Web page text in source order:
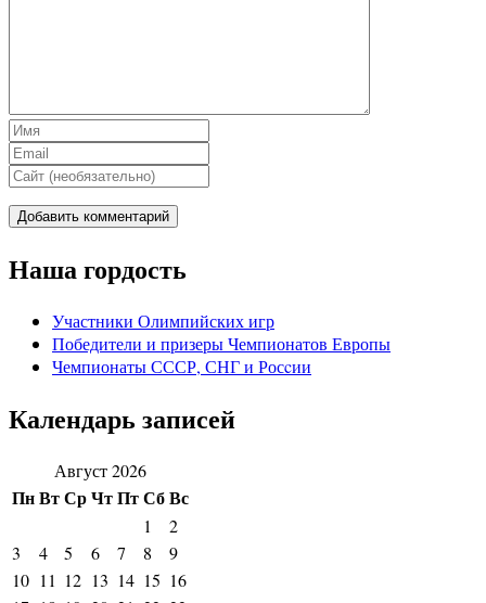
Наша гордость
Участники Олимпийских игр
Победители и призеры Чемпионатов Европы
Чемпионаты СССР, СНГ и Росcии
Календарь записей
Август 2026
ПнВтСрЧтПтСбВс
1
2
3
4 5 6 7 8
9
10 11 12 13 14 15 16